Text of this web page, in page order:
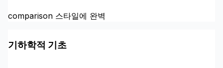
comparison 스타일에 완벽
기하학적 기초